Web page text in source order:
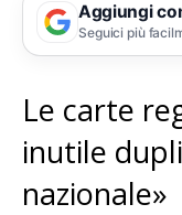
Aggiungi
Seguici più
Le carte
inutile
nazionale»